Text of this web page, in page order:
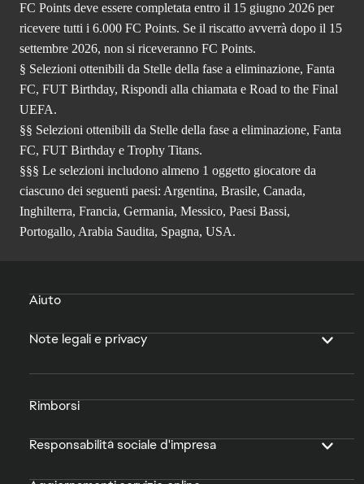
FC Points deve essere completata entro il 15 giugno 2026 per
ricevere tutti i 6.000 FC Points. Se il riscatto avverrà dopo il 15
settembre 2026, non si riceveranno FC Points.
§ Selezioni ottenibili da Stelle della fase a eliminazione, Fanta
FC, FUT Birthday, Rispondi alla chiamata e Road to the Final
UEFA.
§§ Selezioni ottenibili da Stelle della fase a eliminazione, Fanta
FC, FUT Birthday e Trophy Titans.
§§§ Le selezioni includono almeno 1 oggetto giocatore da
ciascuno dei seguenti paesi: Argentina, Brasile, Canada,
Inghilterra, Francia, Germania, Messico, Paesi Bassi,
Portogallo, Arabia Saudita, Spagna, USA.
Aiuto
Note legali e privacy
Rimborsi
Responsabilità sociale d'impresa